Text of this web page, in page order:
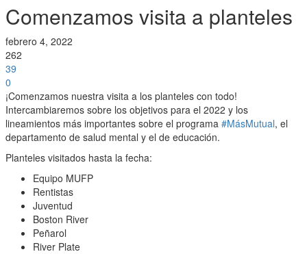
Comenzamos visita a planteles
febrero 4, 2022
262
39
0
¡Comenzamos nuestra visita a los planteles con todo!
Intercambiaremos sobre los objetivos para el 2022 y los
lineamientos más importantes sobre el programa #MásMutual, el
departamento de salud mental y el de educación.
Planteles visitados hasta la fecha:
Equipo MUFP
Rentistas
Juventud
Boston River
Peñarol
River Plate